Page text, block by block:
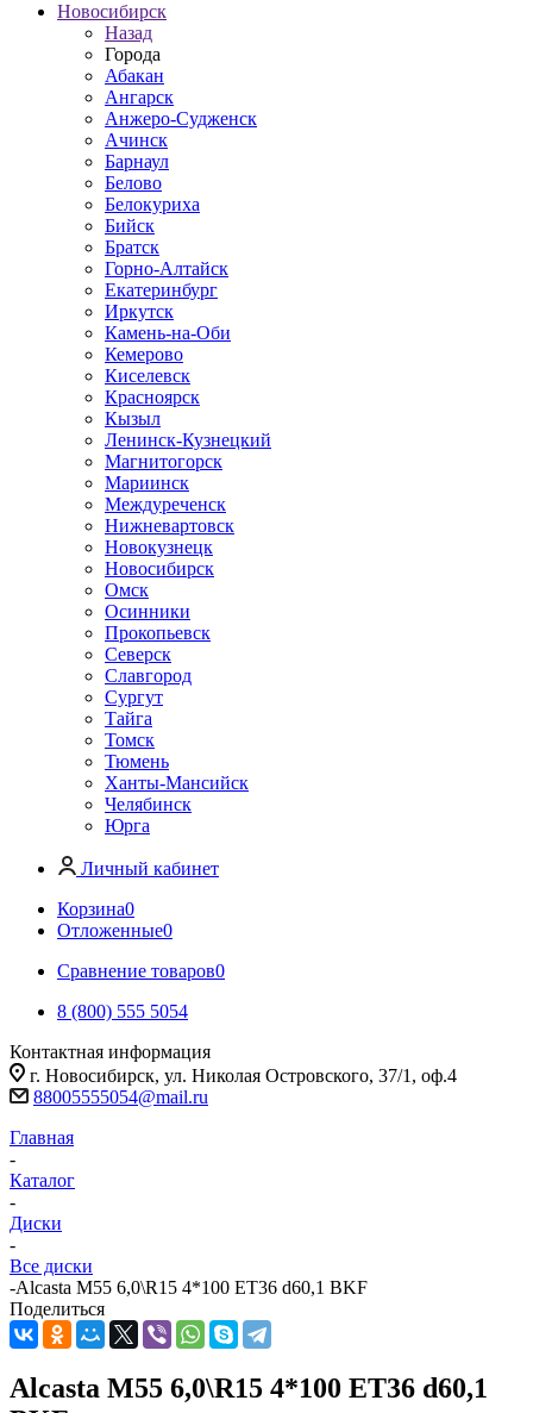
Новосибирск
Назад
Города
Абакан
Ангарск
Анжеро-Судженск
Ачинск
Барнаул
Белово
Белокуриха
Бийск
Братск
Горно-Алтайск
Екатеринбург
Иркутск
Камень-на-Оби
Кемерово
Киселевск
Красноярск
Кызыл
Ленинск-Кузнецкий
Магнитогорск
Мариинск
Междуреченск
Нижневартовск
Новокузнецк
Новосибирск
Омск
Осинники
Прокопьевск
Северск
Славгород
Сургут
Тайга
Томск
Тюмень
Ханты-Мансийск
Челябинск
Юрга
Личный кабинет
Корзина0
Отложенные0
Сравнение товаров0
8 (800) 555 5054
Контактная информация
г. Новосибирск, ул. Николая Островского, 37/1, оф.4
88005555054@mail.ru
Главная
-
Каталог
-
Диски
-
Все диски
-Alcasta M55 6,0\R15 4*100 ET36 d60,1 BKF
Поделиться
Alcasta M55 6,0\R15 4*100 ET36 d60,1